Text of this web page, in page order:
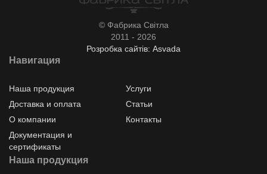
© Фабрика Світла
2011 - 2026
Розробка сайтів: Asvada
Навигация
Наша продукция
Услуги
Доставка и оплата
Статьи
О компании
Контакты
Документация и
сертификаты
Наша продукция